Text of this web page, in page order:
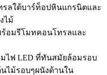
ลใต้บาร์ท็อปหินแกรนิตและ
ไม้
อมรีโมทคอนโทรลและ
ไฟ LED ที่ทันสมัยล้อมรอบ
ไม้รอบๆผนังด้านใน